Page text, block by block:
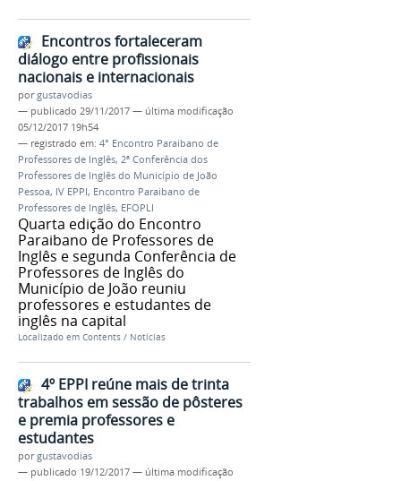
Encontros fortaleceram
diálogo entre profissionais
nacionais e internacionais
porgustavodias
— publicado 29/11/2017 — última modificação
05/12/2017 19h54
— registrado em: 4° Encontro Paraibano de
Professores de Inglês, 2ª Conferência dos
Professores de Inglês do Município de João
Pessoa, IV EPPI, Encontro Paraibano de
Professores de Inglês, EFOPLI
Quarta edição do Encontro
Paraibano de Professores de
Inglês e segunda Conferência de
Professores de Inglês do
Município de João reuniu
professores e estudantes de
inglês na capital
Localizado em Contents / Notícias
4º EPPI reúne mais de trinta
trabalhos em sessão de pôsteres
e premia professores e
estudantes
porgustavodias
— publicado 19/12/2017 — última modificação